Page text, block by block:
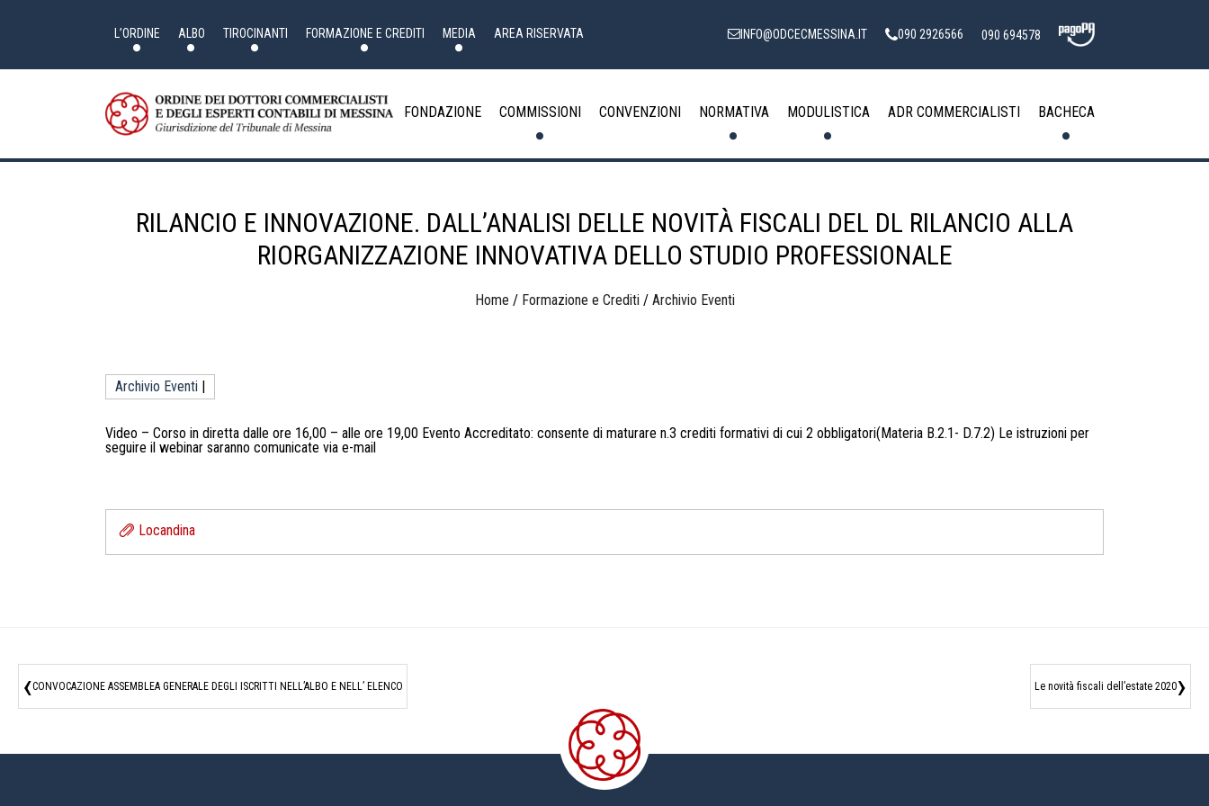
L’ORDINE ALBO TIROCINANTI FORMAZIONE E CREDITI MEDIA AREA RISERVATA INFO@ODCECMESSINA.IT 090 2926566 090 694578
FONDAZIONE COMMISSIONI CONVENZIONI NORMATIVA MODULISTICA ADR COMMERCIALISTI BACHECA
RILANCIO E INNOVAZIONE. DALL’ANALISI DELLE NOVITÀ FISCALI DEL DL RILANCIO ALLA
RIORGANIZZAZIONE INNOVATIVA DELLO STUDIO PROFESSIONALE
Home / Formazione e Crediti / Archivio Eventi
Archivio Eventi
Video – Corso in diretta dalle ore 16,00 – alle ore 19,00 Evento Accreditato: consente di maturare n.3 crediti formativi di cui 2 obbligatori(Materia B.2.1- D.7.2) Le istruzioni per
seguire il webinar saranno comunicate via e-mail
Locandina
‹CONVOCAZIONE ASSEMBLEA GENERALE DEGLI ISCRITTI NELL’ALBO E NELL’ ELENCO Le novità fiscali dell’estate 2020›